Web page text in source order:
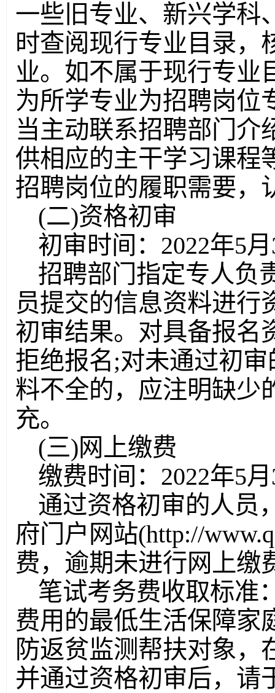
一些旧专业、新兴学科
时查阅现行专业目录，
业。如不属于现行专业
为所学专业为招聘岗位
当主动联系招聘部门介
供相应的主干学习课程
招聘岗位的履职需要，
(二)资格初审
初审时间：2022年5
招聘部门指定专人负
员提交的信息资料进行
初审结果。对具备报名
拒绝报名;对未通过初
料不全的，应注明缺少
充。
(三)网上缴费
缴费时间：2022年5
通过资格初审的人员
府门户网站(http://
费，逾期未进行网上缴
笔试考务费收取标准
费用的最低生活保障家
防返贫监测帮扶对象，
并通过资格初审后，请